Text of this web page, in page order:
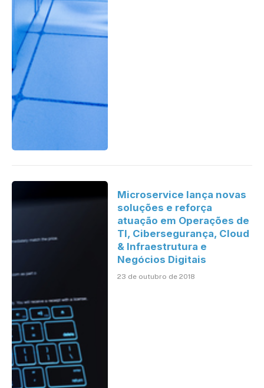
Microservice lança novas
soluções e reforça
atuação em Operações de
TI, Cibersegurança, Cloud
& Infraestrutura e
Negócios Digitais
23 de outubro de 2018